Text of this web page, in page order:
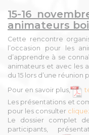
15-16
animateurs
Cette rencontre
l’occasion pour les
d’apprendre à se
animateurs et avec les
du 15 lors d’une réunion
Pour en savoir plus,
Les présentations et
pour les consulter
Le dossier complet
participants,